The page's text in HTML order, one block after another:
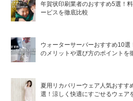
年賀状印刷業者のおすすめ5選！
ービスを徹底比較
ウォーターサーバーおすすめ10選
のメリットや選び方のポイントを
夏用リカバリーウェア人気おすす
選！涼しく快適にすごせるウェア